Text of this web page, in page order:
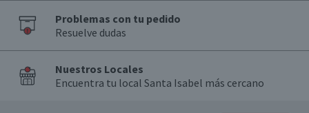
Problemas con tu pedido
Resuelve dudas
Nuestros Locales
Encuentra tu local Santa Isabel más cercano